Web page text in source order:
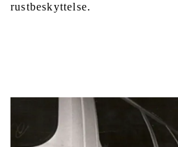
rustbeskyttelse.